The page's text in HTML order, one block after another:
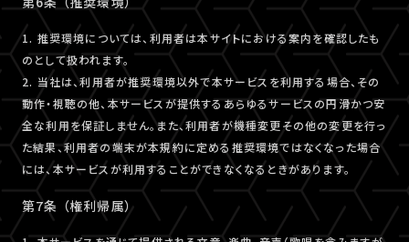
1. 推奨環境については、利用者は本サイトにおける案内を確認したも
のとして扱われます。
2. 当社は、利用者が推奨環境以外で本サービスを利用する場合、その
動作・視聴の他、本サービスが提供するあらゆるサービスの円滑かつ安
全な利用を保証しません。また、利用者が機種変更その他の変更を行っ
た結果、利用者の端末が本規約に定める推奨環境ではなくなった場合
には、本サービスが利用することができなくなるときがあります。
第7条 （権利帰属）